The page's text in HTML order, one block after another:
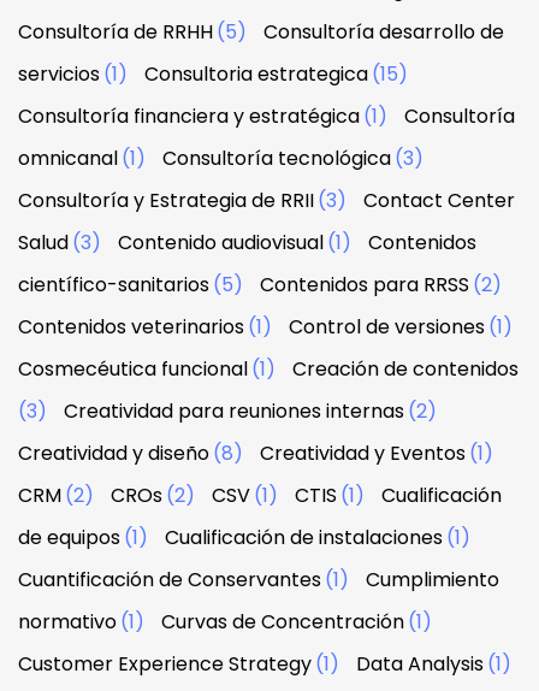
Consultoría de RRHH(5)
Consultoría desarrollo de
servicios(1) Consultoria estrategica(15)
Consultoría financiera y estratégica(1)
Consultoría
omnicanal(1) Consultoría tecnológica(3)
Consultoría y Estrategia de RRII(3)
Contact Center
Salud(3) Contenido audiovisual(1)
Contenidos
científico-sanitarios(5) Contenidos para RRSS (2)
Contenidos veterinarios(1) Control de versiones(1)
Cosmecéutica funcional(1)
Creación de contenidos
(3)
Creatividad para reuniones internas(2)
Creatividad y diseño(8) Creatividad y Eventos(1)
CRM(2) CROs(2) CSV(1) CTIS (1)
Cualificación
de equipos(1) Cualificación de instalaciones(1)
Cuantificación de Conservantes(1)
Cumplimiento
normativo(1) Curvas de Concentración(1)
Customer Experience Strategy(1) Data Analysis(1)